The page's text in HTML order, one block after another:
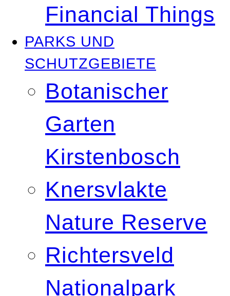
Financial Things
PARKS UND
SCHUTZGEBIETE
Botanischer
Garten
Kirstenbosch
Knersvlakte
Nature Reserve
Richtersveld
Nationalpark